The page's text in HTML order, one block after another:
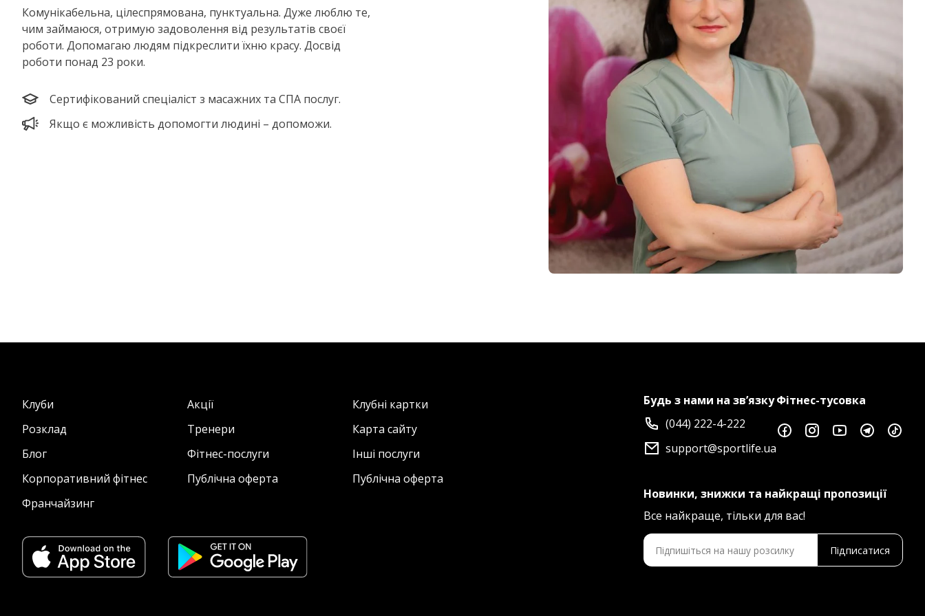
Комунікабельна, цілеспрямована, пунктуальна. Дуже люблю те,
чим займаюся, отримую задоволення від результатів своєї
роботи. Допомагаю людям підкреслити їхню красу. Досвід
роботи понад 23 роки.
Сертифікований спеціаліст з масажних та СПА послуг.
Якщо є можливість допомогти людині – допоможи.
Клуби Акції
Клубні картки
Розклад
Тренери
Карта сайту
Блог
Фітнес-послуги
Інші послуги
Корпоративний фітнес
Публічна оферта
Публічна оферта
Франчайзинг
Будь з нами на зв’язку
(044) 222-4-222
support@sportlife.ua
Фітнес-тусовка
Новинки, знижки та найкращі пропозиції
Все найкраще, тільки для вас!
Підписатися